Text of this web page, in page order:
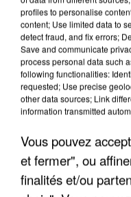
L’UN DES
profiles to personalise
content; Use limited data to
detect fraud, and fix errors;
Save and communicate
process personal data such
following functionalities:
requested; Use precise
other data sources; Link
information transmitted
Vous pouvez
et fermer", ou
finalités et/ou